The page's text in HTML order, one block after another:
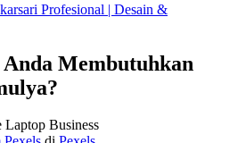
Profesional | Desain &
Membutuhkan